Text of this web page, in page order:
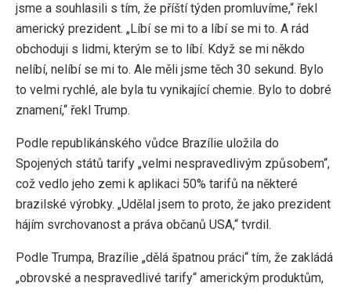
jsme a souhlasili s tím, že příští týden promluvíme,“ řekl
americký prezident. „Líbí se mi to a líbí se mi to. A rád
obchoduji s lidmi, kterým se to líbí. Když se mi někdo
nelíbí, nelíbí se mi to. Ale měli jsme těch 30 sekund. Bylo
to velmi rychlé, ale byla tu vynikající chemie. Bylo to dobré
znamení,“ řekl Trump.
Podle republikánského vůdce Brazílie uložila do
Spojených států tarify „velmi nespravedlivým způsobem“,
což vedlo jeho zemi k aplikaci 50% tarifů na některé
brazilské výrobky. „Udělal jsem to proto, že jako prezident
hájím svrchovanost a práva občanů USA,“ tvrdil.
Podle Trumpa, Brazílie „dělá špatnou práci“ tím, že zakládá
„obrovské a nespravedlivé tarify“ americkým produktům,